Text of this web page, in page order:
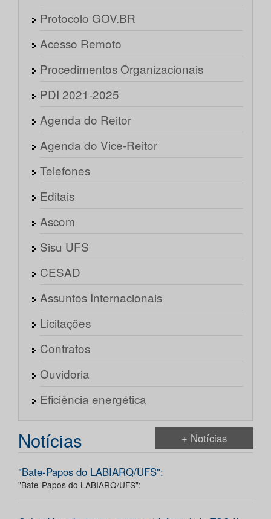
Protocolo GOV.BR
Acesso Remoto
Procedimentos Organizacionais
PDI 2021-2025
Agenda do Reitor
Agenda do Vice-Reitor
Telefones
Editais
Ascom
Sisu UFS
CESAD
Assuntos Internacionais
Licitações
Contratos
Ouvidoria
Eficiência energética
Notícias + Notícias
"Bate-Papos do LABIARQ/UFS":
"Bate-Papos do LABIARQ/UFS":